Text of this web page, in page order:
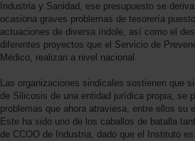
Industria y Sanidad, ese presupuesto se
ocasiona graves problemas de tesorería
actuaciones de diversa índole, así como el
diferentes proyectos que el Servicio de
Médico, realizan a nivel nacional.
Las organizaciones sindicales sostienen que
de Silicosis de una entidad jurídica propia, se
problemas que ahora atraviesa, entre ellos su
Este ha sido uno de los caballos de batalla
de CCOO de Industria, dado que el Instituto